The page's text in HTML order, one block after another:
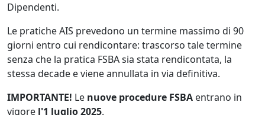
Dipendenti.
Le pratiche AIS prevedono un termine massimo di 90
giorni entro cui rendicontare: trascorso tale termine
senza che la pratica FSBA sia stata rendicontata, la
stessa decade e viene annullata in via definitiva.
IMPORTANTE! Le nuove procedure FSBA entrano in
vigore l'1 luglio 2025.